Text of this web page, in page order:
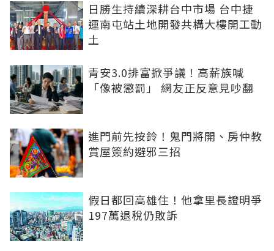
日勝生持續深耕台中市場 台中捷
運南屯站土地開發共構大樓開工動
土
青安3.0排富掀爭議！高薪族喊
「像被懲罰」 網友正反意見吵翻
進門前先按鈴！鬼門將開、房仲教
賞屋簽約避邪三招
假日都回高雄住！他拿里長證明爭
197萬退稅仍敗訴